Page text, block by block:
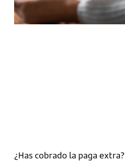
¿Has cobrado la paga extra?